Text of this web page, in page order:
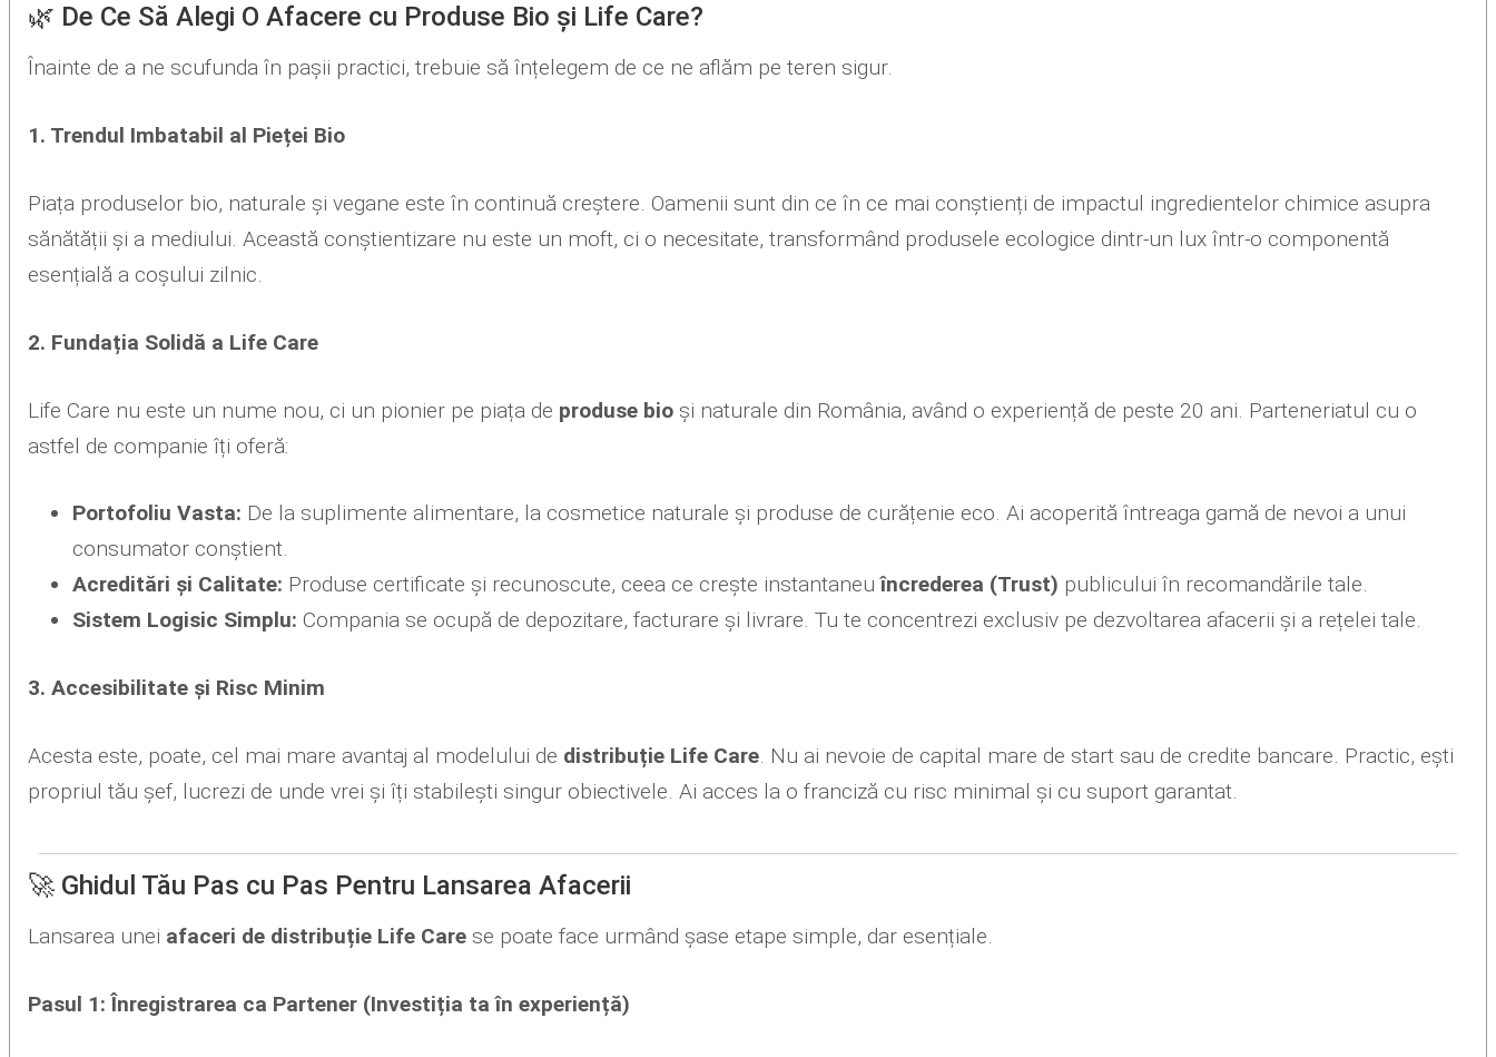
🌿 De Ce Să Alegi O Afacere cu Produse Bio și Life Care?
Înainte de a ne scufunda în pașii practici, trebuie să înțelegem de ce ne aflăm pe teren sigur.
1. Trendul Imbatabil al Pieței Bio
Piața produselor bio, naturale și vegane este în continuă creștere. Oamenii sunt din ce în ce mai conștienți de impactul ingredientelor chimice asupra
sănătății și a mediului. Această conștientizare nu este un moft, ci o necesitate, transformând produsele ecologice dintr-un lux într-o componentă
esențială a coșului zilnic.
2. Fundația Solidă a Life Care
Life Care nu este un nume nou, ci un pionier pe piața de produse bio și naturale din România, având o experiență de peste 20 ani. Parteneriatul cu o
astfel de companie îți oferă:
Portofoliu Vasta: De la suplimente alimentare, la cosmetice naturale și produse de curățenie eco. Ai acoperită întreaga gamă de nevoi a unui
consumator conștient.
Acreditări și Calitate: Produse certificate și recunoscute, ceea ce crește instantaneuîncrederea (Trust) publicului în recomandările tale.
Sistem Logisic Simplu: Compania se ocupă de depozitare, facturare și livrare. Tu te concentrezi exclusiv pe dezvoltarea afacerii și a rețelei tale.
3. Accesibilitate și Risc Minim
Acesta este, poate, cel mai mare avantaj al modelului de distribuție Life Care. Nu ai nevoie de capital mare de start sau de credite bancare. Practic, ești
propriul tău șef, lucrezi de unde vrei și îți stabilești singur obiectivele. Ai acces la o franciză cu risc minimal și cu suport garantat.
🚀 Ghidul Tău Pas cu Pas Pentru Lansarea Afacerii
Lansarea unei afaceri de distribuție Life Care se poate face urmând șase etape simple, dar esențiale.
Pasul 1: Înregistrarea ca Partener (Investiția ta în experiență)